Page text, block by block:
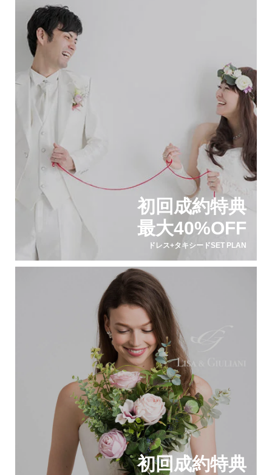
初回成約特典
最大40%OFF
ドレス+タキシードSET PLAN
初回成約特典